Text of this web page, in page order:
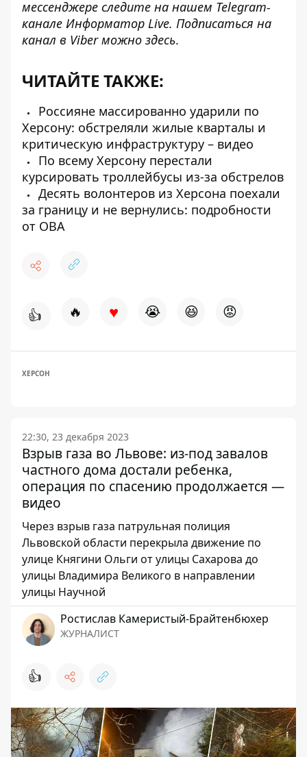
мессенджере следите на нашем Telegram-
канале Информатор Live. Подписаться на
канал в Viber можно здесь.
ЧИТАЙТЕ ТАКЖЕ:
Россияне массированно ударили по
Херсону: обстреляли жилые кварталы и
критическую инфраструктуру – видео
По всему Херсону перестали
курсировать троллейбусы из-за обстрелов
Десять волонтеров из Херсона поехали
за границу и не вернулись: подробности
от ОВА
👍 🔥 ♥ 😭 😆 😡
ХЕРСОН
22:30, 23 декабря 2023
Взрыв газа во Львове: из-под завалов
частного дома достали ребенка,
операция по спасению продолжается —
видео
Через взрыв газа патрульная полиция
Львовской области перекрыла движение по
улице Княгини Ольги от улицы Сахарова до
улицы Владимира Великого в направлении
улицы Научной
Ростислав Камеристый-Брайтенбюхер
ЖУРНАЛИСТ
👍